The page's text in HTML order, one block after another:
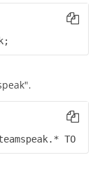
teamspeak.*